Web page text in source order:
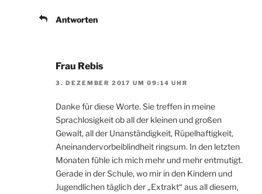
Antworten
Frau Rebis
3. DEZEMBER 2017 UM 09:14 UHR
Danke für diese Worte. Sie treffen in meine
Sprachlosigkeit ob all der kleinen und großen
Gewalt, all der Unanständigkeit, Rüpelhaftigkeit,
Aneinandervorbeiblindheit ringsum. In den letzten
Monaten fühle ich mich mehr und mehr entmutigt.
Gerade in der Schule, wo mir in den Kindern und
Jugendlichen täglich der „Extrakt“ aus all diesem,